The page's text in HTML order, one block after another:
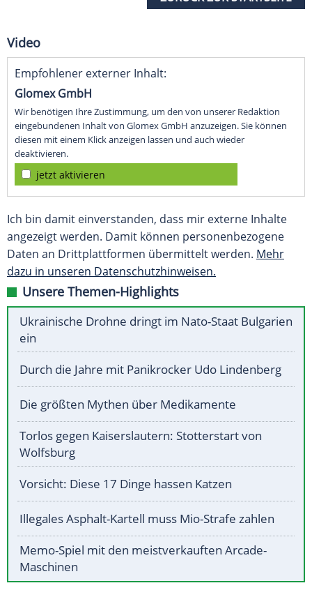
Video
Empfohlener externer Inhalt:
Glomex GmbH
Wir benötigen Ihre Zustimmung, um den von unserer Redaktion
eingebundenen Inhalt von Glomex GmbH anzuzeigen. Sie können
diesen mit einem Klick anzeigen lassen und auch wieder
deaktivieren.
jetzt aktivieren
Ich bin damit einverstanden, dass mir externe Inhalte
angezeigt werden. Damit können personenbezogene
Daten an Drittplattformen übermittelt werden. Mehr
dazu in unseren Datenschutzhinweisen.
Unsere Themen-Highlights
Ukrainische Drohne dringt im Nato-Staat Bulgarien
ein
Durch die Jahre mit Panikrocker Udo Lindenberg
Die größten Mythen über Medikamente
Torlos gegen Kaiserslautern: Stotterstart von
Wolfsburg
Vorsicht: Diese 17 Dinge hassen Katzen
Illegales Asphalt-Kartell muss Mio-Strafe zahlen
Memo-Spiel mit den meistverkauften Arcade-
Maschinen